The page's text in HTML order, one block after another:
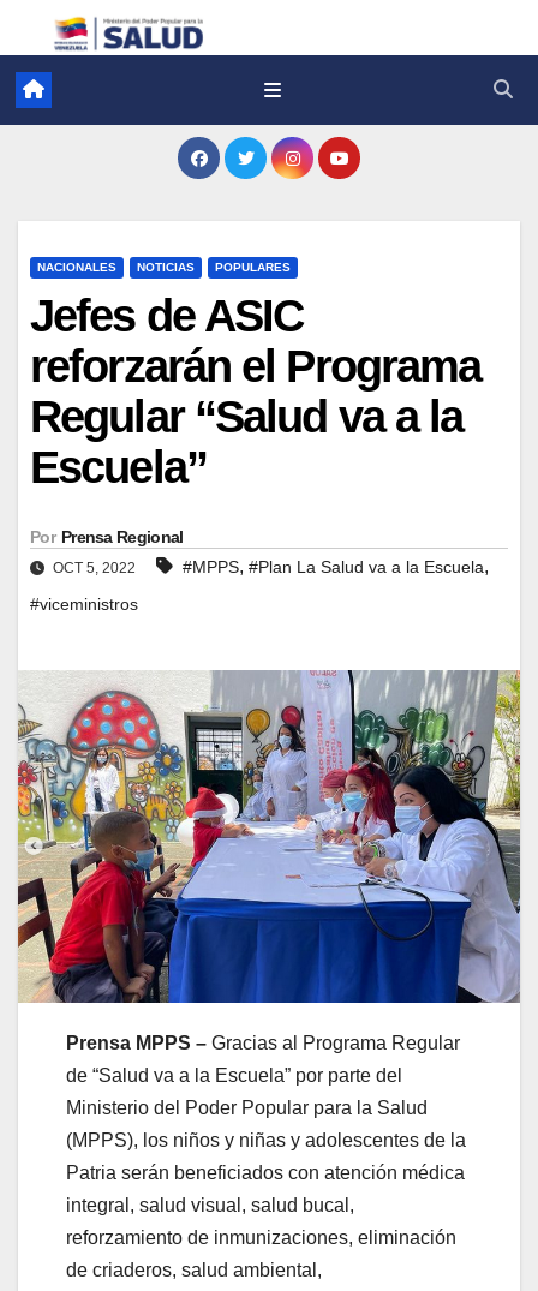
NACIONALES NOTICIAS POPULARES
Jefes de ASIC
reforzarán el Programa
Regular “Salud va a la
Escuela”
Por Prensa Regional
OCT 5, 2022 #MPPS, #Plan La Salud va a la Escuela,
#viceministros
Prensa MPPS – Gracias al Programa Regular
de “Salud va a la Escuela” por parte del
Ministerio del Poder Popular para la Salud
(MPPS), los niños y niñas y adolescentes de la
Patria serán beneficiados con atención médica
integral, salud visual, salud bucal,
reforzamiento de inmunizaciones, eliminación
de criaderos, salud ambiental,